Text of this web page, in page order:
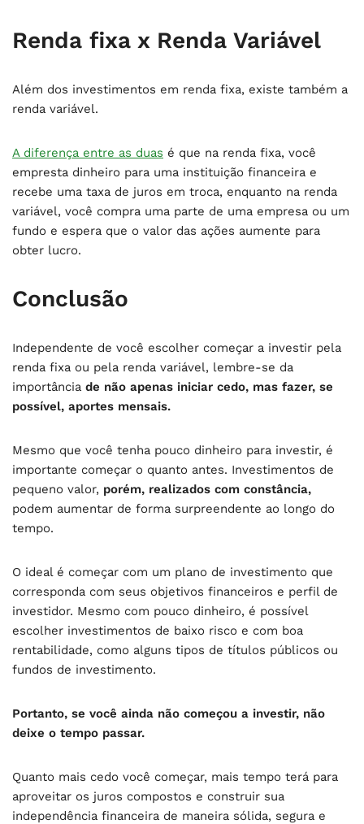
Renda fixa x Renda Variável
Além dos investimentos em renda fixa, existe também a
renda variável.
A diferença entre as duas é que na renda fixa, você
empresta dinheiro para uma instituição financeira e
recebe uma taxa de juros em troca, enquanto na renda
variável, você compra uma parte de uma empresa ou um
fundo e espera que o valor das ações aumente para
obter lucro.
Conclusão
Independente de você escolher começar a investir pela
renda fixa ou pela renda variável, lembre-se da
importância de não apenas iniciar cedo, mas fazer, se
possível, aportes mensais.
Mesmo que você tenha pouco dinheiro para investir, é
importante começar o quanto antes. Investimentos de
pequeno valor, porém, realizados com constância,
podem aumentar de forma surpreendente ao longo do
tempo.
O ideal é começar com um plano de investimento que
corresponda com seus objetivos financeiros e perfil de
investidor. Mesmo com pouco dinheiro, é possível
escolher investimentos de baixo risco e com boa
rentabilidade, como alguns tipos de títulos públicos ou
fundos de investimento.
Portanto, se você ainda não começou a investir, não
deixe o tempo passar.
Quanto mais cedo você começar, mais tempo terá para
aproveitar os juros compostos e construir sua
independência financeira de maneira sólida, segura e